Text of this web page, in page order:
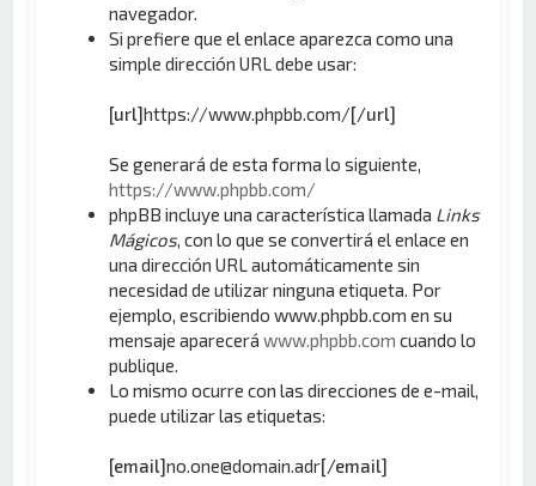
navegador.
Si prefiere que el enlace aparezca como una
simple dirección URL debe usar:
[url]https://www.phpbb.com/[/url]
Se generará de esta forma lo siguiente,
https://www.phpbb.com/
phpBB incluye una característica llamada Links
Mágicos, con lo que se convertirá el enlace en
una dirección URL automáticamente sin
necesidad de utilizar ninguna etiqueta. Por
ejemplo, escribiendo www.phpbb.com en su
mensaje apareceráwww.phpbb.com cuando lo
publique.
Lo mismo ocurre con las direcciones de e-mail,
puede utilizar las etiquetas:
[email]no.one@domain.adr[/email]